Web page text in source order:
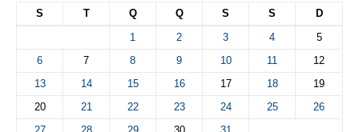
S T Q Q S S
D
1
2 3 4
5
6
7 8 9 10 11
12
13
14 15 16 17 18
19
20
21 22 23 24 25
26